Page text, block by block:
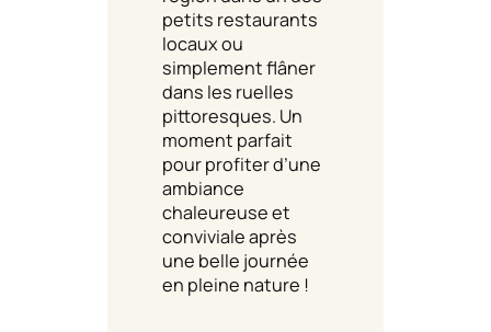
petits restaurants
locaux ou
simplement flâner
dans les ruelles
pittoresques. Un
moment parfait
pour profiter d’une
ambiance
chaleureuse et
conviviale après
une belle journée
en pleine nature !